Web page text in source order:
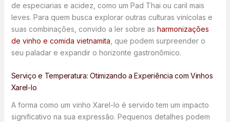
de especiarias e acidez, como um Pad Thai ou caril mais
leves. Para quem busca explorar outras culturas vinícolas e
suas combinações, convido a ler sobre as harmonizações
de vinho e comida vietnamita , que podem surpreender o
seu paladar e expandir o horizonte gastronômico.
Serviço e Temperatura: Otimizando a Experiência com Vinhos
Xarel-lo
A forma como um vinho Xarel-lo é servido tem um impacto
significativo na sua expressão. Pequenos detalhes podem